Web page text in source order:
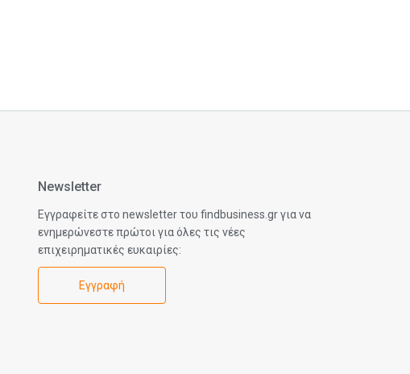
Newsletter
Εγγραφείτε στο newsletter του findbusiness.gr για να
ενημερώνεστε πρώτοι για όλες τις νέες
επιχειρηματικές ευκαιρίες:
Εγγραφή